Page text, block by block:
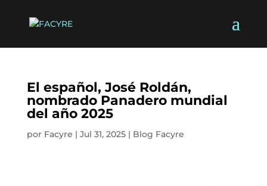
El español, José Roldán,
nombrado Panadero mundial
del año 2025
por Facyre | Jul 31, 2025| Blog Facyre